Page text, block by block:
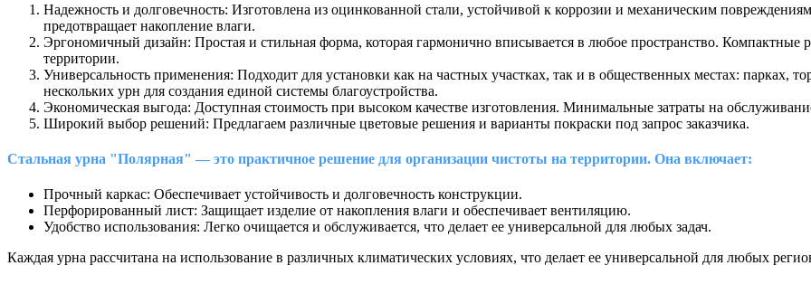
Надежность и долговечность: Изготовлена из оцинкованной стали, устойчивой к коррозии и механическим
предотвращает накопление влаги.
Эргономичный дизайн: Простая и стильная форма, которая гармонично вписывается в любое пространство. Компактные
территории.
Универсальность применения: Подходит для установки как на частных участках, так и в общественных местах: парках,
нескольких урн для создания единой системы благоустройства.
Экономическая выгода: Доступная стоимость при высоком качестве изготовления. Минимальные затраты на
Широкий выбор решений: Предлагаем различные цветовые решения и варианты покраски под запрос заказчика.
Стальная урна "Полярная" — это практичное решение для организации чистоты на территории. Она включает:
Прочный каркас: Обеспечивает устойчивость и долговечность конструкции.
Перфорированный лист: Защищает изделие от накопления влаги и обеспечивает вентиляцию.
Удобство использования: Легко очищается и обслуживается, что делает ее универсальной для любых задач.
Каждая урна рассчитана на использование в различных климатических условиях, что делает ее универсальной для любых